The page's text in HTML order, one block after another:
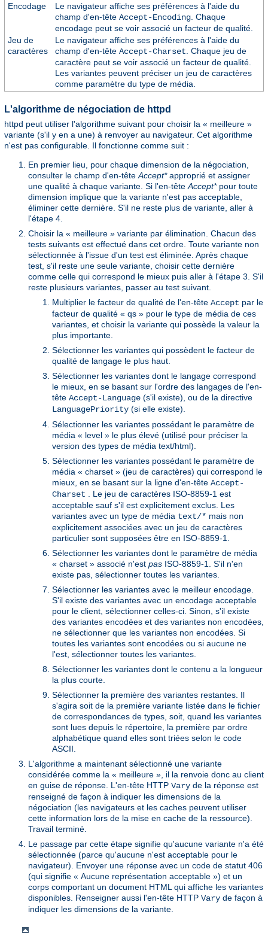
Encodage
Le navigateur affiche ses préférences à l'aide du
champ d'en-tête Accept-Encoding. Chaque
encodage peut se voir associé un facteur de qualité.
Jeu de
caractères
Le navigateur affiche ses préférences à l'aide du
champ d'en-tête Accept-Charset . Chaque jeu de
caractère peut se voir associé un facteur de qualité.
Les variantes peuvent préciser un jeu de caractères
comme paramètre du type de média.
L'algorithme de négociation de httpd
httpd peut utiliser l'algorithme suivant pour choisir la « meilleure »
variante (s'il y en a une) à renvoyer au navigateur. Cet algorithme
n'est pas configurable. Il fonctionne comme suit :
En premier lieu, pour chaque dimension de la négociation,
consulter le champ d'en-tête Accept*approprié et assigner
une qualité à chaque variante. Si l'en-tête Accept*pour toute
dimension implique que la variante n'est pas acceptable,
éliminer cette dernière. S'il ne reste plus de variante, aller à
l'étape 4.
Choisir la « meilleure » variante par élimination. Chacun des
tests suivants est effectué dans cet ordre. Toute variante non
sélectionnée à l'issue d'un test est éliminée. Après chaque
test, s'il reste une seule variante, choisir cette dernière
comme celle qui correspond le mieux puis aller à l'étape 3. S'il
reste plusieurs variantes, passer au test suivant.
Multiplier le facteur de qualité de l'en-tête Accept par le
facteur de qualité « qs » pour le type de média de ces
variantes, et choisir la variante qui possède la valeur la
plus importante.
Sélectionner les variantes qui possèdent le facteur de
qualité de langage le plus haut.
Sélectionner les variantes dont le langage correspond
le mieux, en se basant sur l'ordre des langages de l'en-
tête Accept-Language (s'il existe), ou de la directive
LanguagePriority (si elle existe).
Sélectionner les variantes possédant le paramètre de
média « level » le plus élevé (utilisé pour préciser la
version des types de média text/html).
Sélectionner les variantes possédant le paramètre de
média « charset » (jeu de caractères) qui correspond le
mieux, en se basant sur la ligne d'en-tête Accept-
Charset . Le jeu de caractères ISO-8859-1 est
acceptable sauf s'il est explicitement exclus. Les
variantes avec un type de média text/* mais non
explicitement associées avec un jeu de caractères
particulier sont supposées être en ISO-8859-1.
Sélectionner les variantes dont le paramètre de média
« charset » associé n'est pas ISO-8859-1. S'il n'en
existe pas, sélectionner toutes les variantes.
Sélectionner les variantes avec le meilleur encodage.
S'il existe des variantes avec un encodage acceptable
pour le client, sélectionner celles-ci. Sinon, s'il existe
des variantes encodées et des variantes non encodées,
ne sélectionner que les variantes non encodées. Si
toutes les variantes sont encodées ou si aucune ne
l'est, sélectionner toutes les variantes.
Sélectionner les variantes dont le contenu a la longueur
la plus courte.
Sélectionner la première des variantes restantes. Il
s'agira soit de la première variante listée dans le fichier
de correspondances de types, soit, quand les variantes
sont lues depuis le répertoire, la première par ordre
alphabétique quand elles sont triées selon le code
ASCII.
L'algorithme a maintenant sélectionné une variante
considérée comme la « meilleure », il la renvoie donc au client
en guise de réponse. L'en-tête HTTP Vary de la réponse est
renseigné de façon à indiquer les dimensions de la
négociation (les navigateurs et les caches peuvent utiliser
cette information lors de la mise en cache de la ressource).
Travail terminé.
Le passage par cette étape signifie qu'aucune variante n'a été
sélectionnée (parce qu'aucune n'est acceptable pour le
navigateur). Envoyer une réponse avec un code de statut 406
(qui signifie « Aucune représentation acceptable ») et un
corps comportant un document HTML qui affiche les variantes
disponibles. Renseigner aussi l'en-tête HTTP Vary de façon à
indiquer les dimensions de la variante.